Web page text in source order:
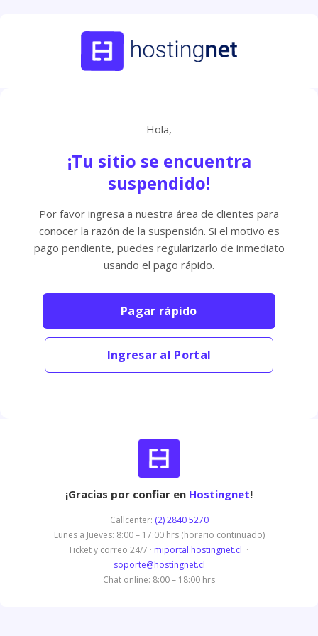
Hola,
¡Tu sitio se encuentra
suspendido!
Por favor ingresa a nuestra área de clientes para
conocer la razón de la suspensión. Si el motivo es
pago pendiente, puedes regularizarlo de inmediato
usando el pago rápido.
Pagar rápido
Ingresar al Portal
¡Gracias por confiar en Hostingnet!
Callcenter: (2) 2840 5270
Lunes a Jueves: 8:00 – 17:00 hrs (horario continuado)
Ticket y correo 24/7 · miportal.hostingnet.cl ·
soporte@hostingnet.cl
Chat online: 8:00 – 18:00 hrs